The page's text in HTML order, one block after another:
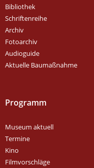
Bibliothek
Schriftenreihe
Archiv
Fotoarchiv
Audioguide
Aktuelle Baumaßnahme
Programm
Museum aktuell
Termine
Kino
Filmvorschläge